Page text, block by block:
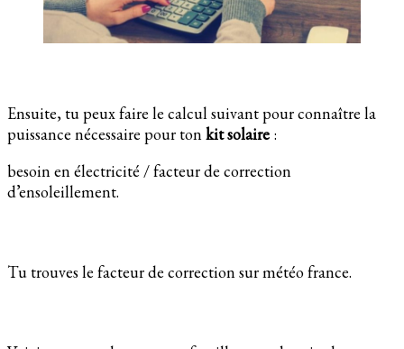
Ensuite, tu peux faire le calcul suivant pour connaître la
puissance nécessaire pour tonkit solaire :
besoin en électricité / facteur de correction
d’ensoleillement.
Tu trouves le facteur de correction sur météo france.